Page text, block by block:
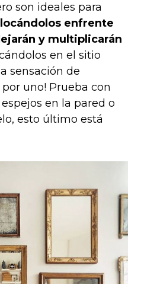
son ideales para
enfrente
y multiplicarán
en el sitio
sensación de
uno! Prueba con
en la pared o
esto último está